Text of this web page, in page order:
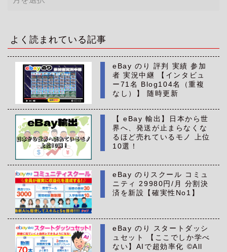
ー
ブ
よく読まれている記事
eBay のり 評判 実績 参加
者 実況中継 【インタビュ
ー71名 Blog104名（重複
なし）】 随時更新
【 eBay 輸出】日本から世
界へ、発送が止まらなくな
るほど売れているモノ 上位
10選！
eBay のりスクール コミュ
ニティ 29980円/月 分割決
済を新設【確実性No1】
eBay のり スタートダッシ
ュセット 【ここでしか学べ
ない】AIで超効率化 ©All